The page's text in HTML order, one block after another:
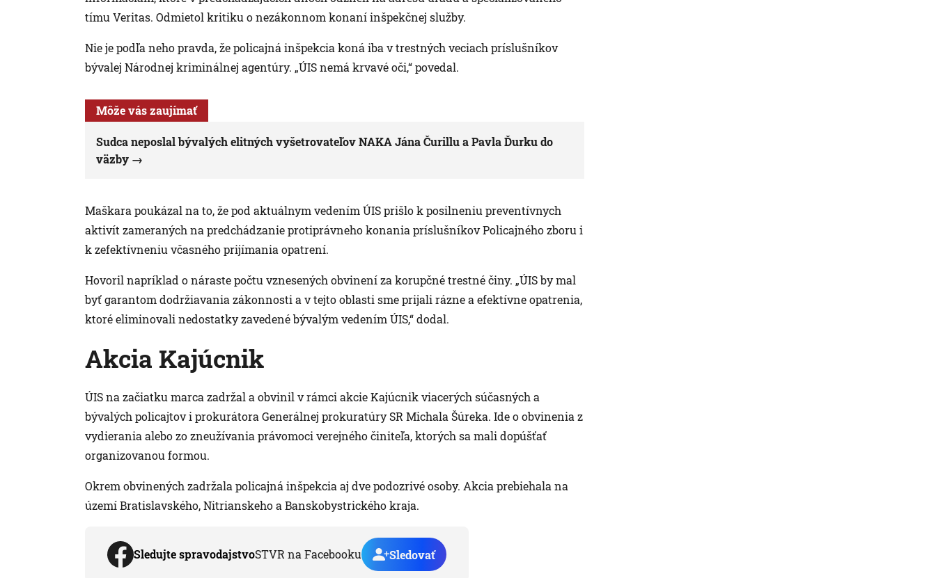
tímu Veritas. Odmietol kritiku o nezákonnom konaní inšpekčnej služby.
Nie je podľa neho pravda, že policajná inšpekcia koná iba v trestných veciach príslušníkov
bývalej Národnej kriminálnej agentúry. „ÚIS nemá krvavé oči,“ povedal.
Môže vás zaujímať
Sudca neposlal bývalých elitných vyšetrovateľov NAKA Jána Čurillu a Pavla Ďurku do
väzby
Maškara poukázal na to, že pod aktuálnym vedením ÚIS prišlo k posilneniu preventívnych
aktivít zameraných na predchádzanie protiprávneho konania príslušníkov Policajného zboru i
k zefektívneniu včasného prijímania opatrení.
Hovoril napríklad o náraste počtu vznesených obvinení za korupčné trestné činy. „ÚIS by mal
byť garantom dodržiavania zákonnosti a v tejto oblasti sme prijali rázne a efektívne opatrenia,
ktoré eliminovali nedostatky zavedené bývalým vedením ÚIS,“ dodal.
Akcia Kajúcnik
ÚIS na začiatku marca zadržal a obvinil v rámci akcie Kajúcnik viacerých súčasných a
bývalých policajtov i prokurátora Generálnej prokuratúry SR Michala Šúreka. Ide o obvinenia z
vydierania alebo zo zneužívania právomoci verejného činiteľa, ktorých sa mali dopúšťať
organizovanou formou.
Okrem obvinených zadržala policajná inšpekcia aj dve podozrivé osoby. Akcia prebiehala na
území Bratislavského, Nitrianskeho a Banskobystrického kraja.
Sledujte spravodajstvoSTVR na Facebooku Sledovať